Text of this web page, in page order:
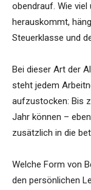
obendrauf. Wie viel
herauskommt,
Steuerklasse und
Bei dieser Art der
steht jedem
aufzustocken: Bis
Jahr können –
zusätzlich in die
Welche Form von
den persönlichen